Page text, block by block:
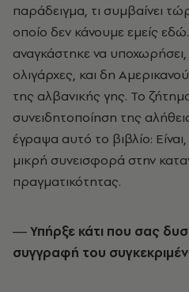
παράδειγμα, τι συμβαίνει
οποίο δεν κάνουμε εμείς
αναγκάστηκε να υποχωρήσει,
ολιγάρχες, και δη
της αλβανικής γης. Το
συνειδητοποίηση της
έγραψα αυτό το βιβλίο:
μικρή συνεισφορά στην
πραγματικότητας.
― Υπήρξε κάτι που σας
συγγραφή του